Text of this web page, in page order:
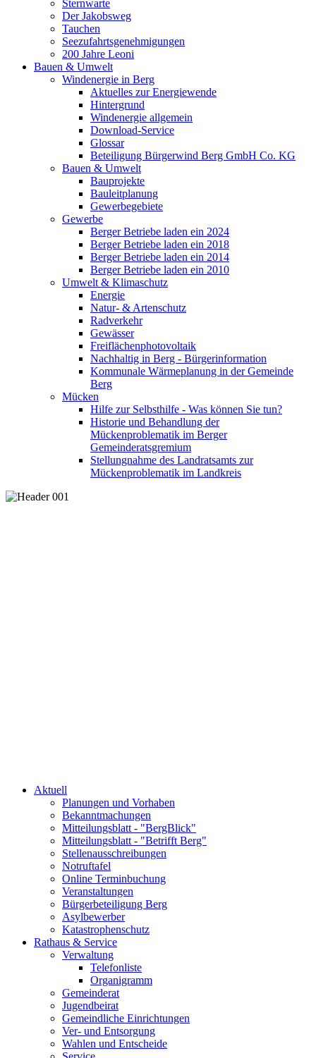
Sternwarte
Der Jakobsweg
Tauchen
Seezufahrtsgenehmigungen
200 Jahre Leoni
Bauen & Umwelt
Windenergie in Berg
Aktuelles zur Energiewende
Hintergrund
Windenergie allgemein
Download-Service
Glossar
Beteiligung Bürgerwind Berg GmbH Co. KG
Bauen & Umwelt
Bauprojekte
Bauleitplanung
Gewerbegebiete
Gewerbe
Berger Betriebe laden ein 2024
Berger Betriebe laden ein 2018
Berger Betriebe laden ein 2014
Berger Betriebe laden ein 2010
Umwelt & Klimaschutz
Energie
Natur- & Artenschutz
Radverkehr
Gewässer
Freiflächenphotovoltaik
Nachhaltig in Berg - Bürgerinformation
Kommunale Wärmeplanung in der Gemeinde
Berg
Mücken
Hilfe zur Selbsthilfe - Was können Sie tun?
Historie und Behandlung der
Mückenproblematik im Berger
Gemeinderatsgremium
Stellungnahme des Landratsamts zur
Mückenproblematik im Landkreis
Aktuell
Planungen und Vorhaben
Bekanntmachungen
Mitteilungsblatt - "BergBlick"
Mitteilungsblatt - "Betrifft Berg"
Stellenausschreibungen
Notruftafel
Online Terminbuchung
Veranstaltungen
Bürgerbeteiligung Berg
Asylbewerber
Katastrophenschutz
Rathaus & Service
Verwaltung
Telefonliste
Organigramm
Gemeinderat
Jugendbeirat
Gemeindliche Einrichtungen
Ver- und Entsorgung
Wahlen und Entscheide